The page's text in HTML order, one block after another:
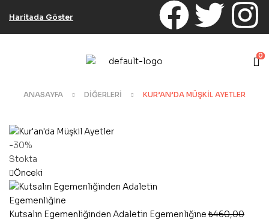
Haritada Göster
0
ANASAYFA DIĞERLERI KUR’AN’DA MÜŞKIL AYETLER
-30%
Stokta
Önceki
Kutsalın Egemenliğinden Adaletin Egemenliğine ₺460,00